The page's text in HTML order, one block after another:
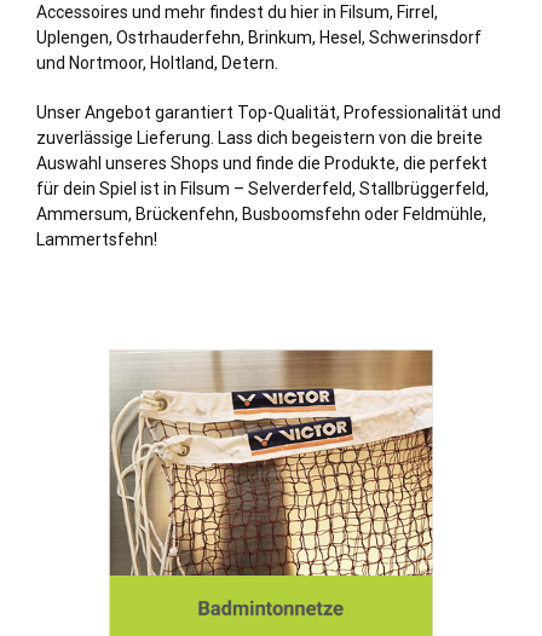
Accessoires und mehr findest du hier in Filsum, Firrel,
Uplengen, Ostrhauderfehn, Brinkum, Hesel, Schwerinsdorf
und Nortmoor, Holtland, Detern.
Unser Angebot garantiert Top-Qualität, Professionalität und
zuverlässige Lieferung. Lass dich begeistern von die breite
Auswahl unseres Shops und finde die Produkte, die perfekt
für dein Spiel ist in Filsum – Selverderfeld, Stallbrüggerfeld,
Ammersum, Brückenfehn, Busboomsfehn oder Feldmühle,
Lammertsfehn!